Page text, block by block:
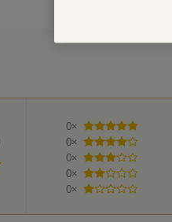
0×
5
0×
4
0×
3 hvězdičky
0×
2 hvězdičky
0×
1 hvezdička